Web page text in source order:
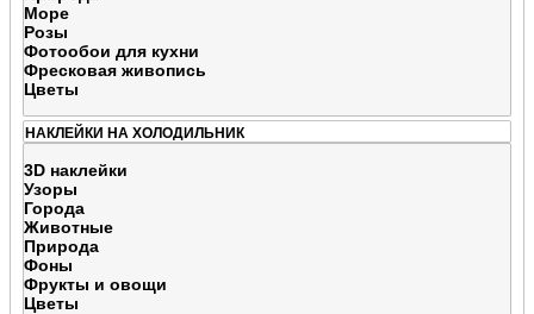
Море
Розы
Фотообои для кухни
Фресковая живопись
Цветы
НАКЛЕЙКИ НА ХОЛОДИЛЬНИК
3D наклейки
Узоры
Города
Животные
Природа
Фоны
Фрукты и овощи
Цветы